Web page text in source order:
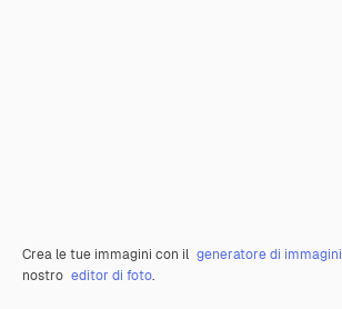
Crea le tue immagini con il generatore di immagini
nostro editor di foto.